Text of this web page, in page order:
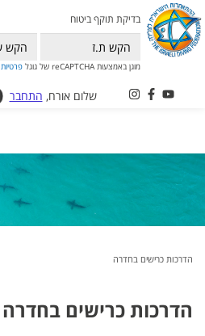
בדיקת תוקף ביטוח
מוגן באמצעות reCAPTCHA של גוגל פרטיות
שלום אורח, התחבר
הדרכות כרישים בחדרה
הדרכות כרישים בחדרה